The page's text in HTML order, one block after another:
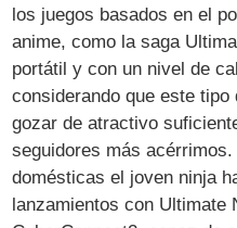
los juegos basados en el
anime, como la saga
portátil y con un nivel de
considerando que este
gozar de atractivo
seguidores más
domésticas el joven ninja
lanzamientos con Ultimate